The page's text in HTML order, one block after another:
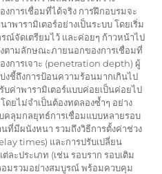
การเชื่อมที่ได้จริง การฝึกอบรมจะ
พารามิเตอร์อย่างเป็นระบบ โดยเริ่ม
ณ์จัดเตรียมไว้ และค่อยๆ ก้าวหน้าไป
งตามลักษณะภายนอกของการเชื่อมที่
งการเจาะ (penetration depth) ผู้
งชี้ถึงการป้อนความร้อนมากเกินไป
บค่าพารามิเตอร์แบบค่อยเป็นค่อยไป
ยไม่จำเป็นต้องทดลองซ้ำๆ อย่าง
คลุมกลยุทธ์การเชื่อมแบบหลายรอบ
มีผนังหนา รวมถึงวิธีการตั้งค่าช่วง
times) และการปรับเปลี่ยน
ละประเภท (เช่น รอบราก รอบเติม
อมรวมอย่างสมบูรณ์ พร้อมควบคุม